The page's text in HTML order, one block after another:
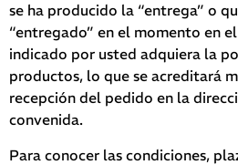
se ha producido la “entrega” o
“entregado” en el momento en
indicado por usted adquiera la
productos, lo que se acreditará
recepción del pedido en la
convenida.
Para conocer las condiciones,